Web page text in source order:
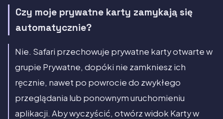
Czy moje prywatne karty zamykają się
automatycznie?
Nie. Safari przechowuje prywatne karty otwarte w
grupie Prywatne, dopóki nie zamkniesz ich
ręcznie, nawet po powrocie do zwykłego
przeglądania lub ponownym uruchomieniu
aplikacji. Aby wyczyścić, otwórz widok Karty w